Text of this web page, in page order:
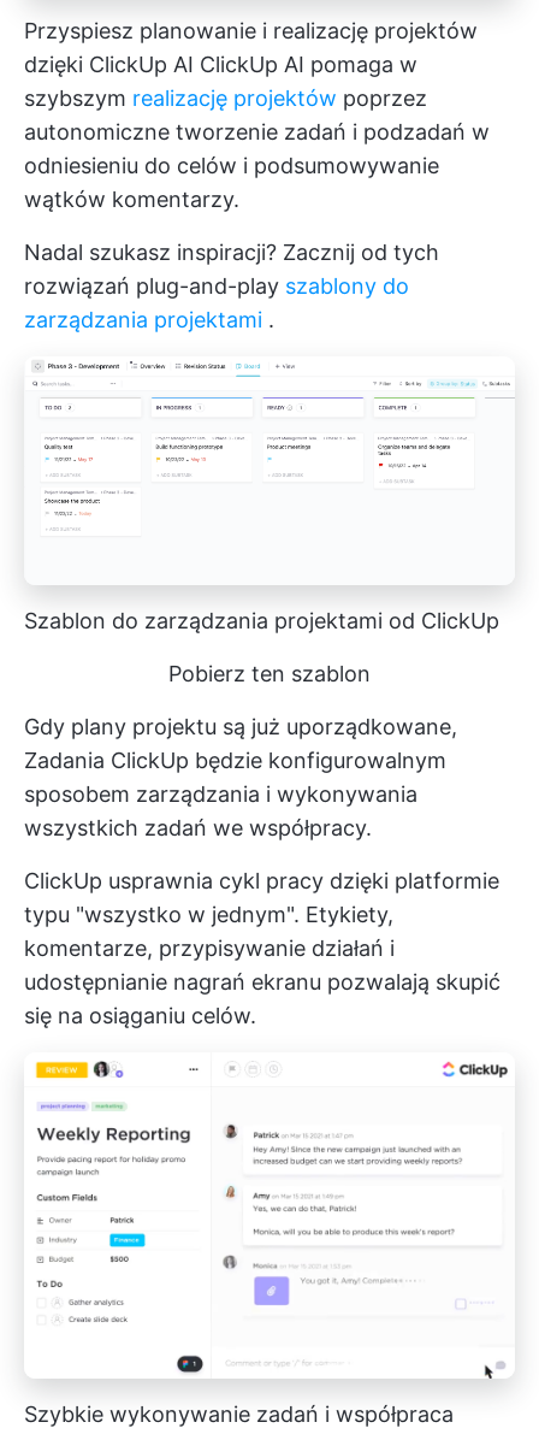
Przyspiesz planowanie i realizację projektów
dzięki ClickUp AI ClickUp AI pomaga w
szybszym realizację projektów poprzez
autonomiczne tworzenie zadań i podzadań w
odniesieniu do celów i podsumowywanie
wątków komentarzy.
Nadal szukasz inspiracji? Zacznij od tych
rozwiązań plug-and-play szablony do
zarządzania projektami .
Szablon do zarządzania projektami od ClickUp
Pobierz ten szablon
Gdy plany projektu są już uporządkowane,
Zadania ClickUp będzie konfigurowalnym
sposobem zarządzania i wykonywania
wszystkich zadań we współpracy.
ClickUp usprawnia cykl pracy dzięki platformie
typu "wszystko w jednym". Etykiety,
komentarze, przypisywanie działań i
udostępnianie nagrań ekranu pozwalają skupić
się na osiąganiu celów.
Szybkie wykonywanie zadań i współpraca